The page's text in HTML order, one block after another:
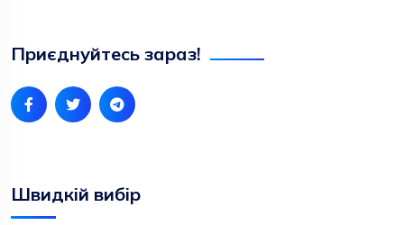
Приєднуйтесь зараз!
Швидкій вибір